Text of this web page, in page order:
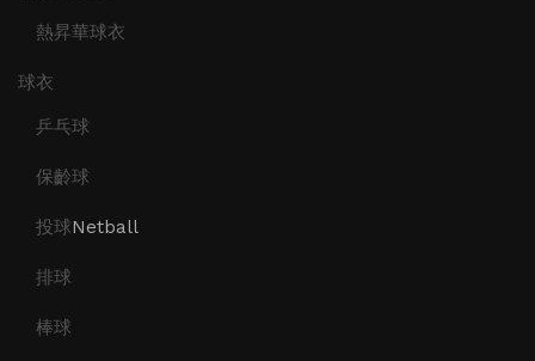
熱昇華球衣
球衣
乒乓球
保齡球
投球Netball
排球
棒球